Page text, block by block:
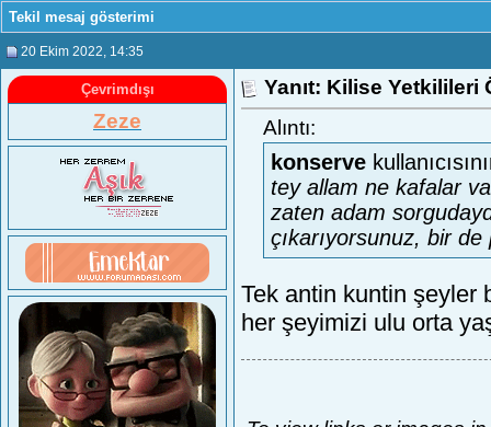
Tekil mesaj gösterimi
20 Ekim 2022 , 14:35
Çevrimdışı
Zeze
Yanıt: Kilise Yetkilileri
Alıntı:
konserve
tey allam ne kafalar
zaten adam
çıkarıyorsunuz, bir
Tek antin kuntin şeyler
her şeyimizi ulu orta